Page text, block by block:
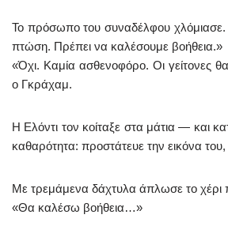
Το πρόσωπο του συναδέλφου χλόμιασε.
πτώση. Πρέπει να καλέσουμε βοήθεια.»
«Όχι. Καμία ασθενοφόρο. Οι γείτονες
ο Γκράχαμ.
Η Ελόντι τον κοίταξε στα μάτια — και
καθαρότητα: προστάτευε την εικόνα του,
Με τρεμάμενα δάχτυλα άπλωσε το χέρι
«Θα καλέσω βοήθεια…»